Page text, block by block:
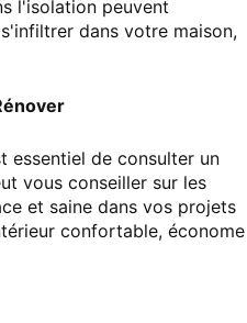
l'isolation peuvent
dans votre maison,
essentiel de consulter un
vous conseiller sur les
et saine dans vos projets
confortable, économe